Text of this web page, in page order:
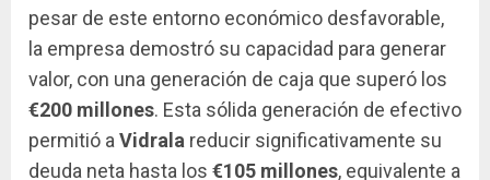
pesar de este entorno económico desfavorable,
la empresa demostró su capacidad para generar
valor, con una generación de caja que superó los
€200 millones. Esta sólida generación de efectivo
permitió a Vidrala reducir significativamente su
deuda neta hasta los €105 millones, equivalente a